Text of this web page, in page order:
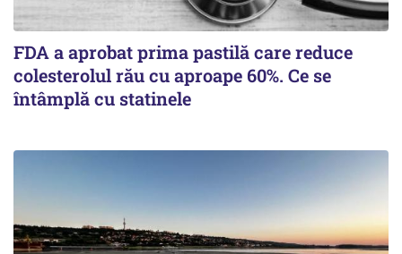
FDA a aprobat prima pastilă care reduce
colesterolul rău cu aproape 60%. Ce se
întâmplă cu statinele